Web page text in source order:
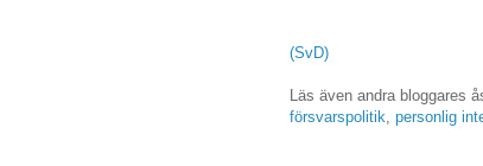
(SvD)
Läs även andra bloggares
försvarspolitik, personlig